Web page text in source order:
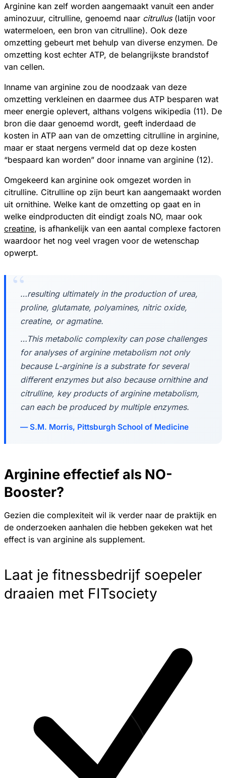
Arginine kan zelf worden aangemaakt vanuit een ander
aminozuur, citrulline, genoemd naar citrullus(latijn voor
watermeloen, een bron van citrulline). Ook deze
omzetting gebeurt met behulp van diverse enzymen. De
omzetting kost echter ATP, de belangrijkste brandstof
van cellen.
Inname van arginine zou de noodzaak van deze
omzetting verkleinen en daarmee dus ATP besparen wat
meer energie oplevert, althans volgens wikipedia (11). De
bron die daar genoemd wordt, geeft inderdaad de
kosten in ATP aan van de omzetting citrulline in arginine,
maar er staat nergens vermeld dat op deze kosten
“bespaard kan worden” door inname van arginine (12).
Omgekeerd kan arginine ook omgezet worden in
citrulline. Citrulline op zijn beurt kan aangemaakt worden
uit ornithine. Welke kant de omzetting op gaat en in
welke eindproducten dit eindigt zoals NO, maar ook
creatine, is afhankelijk van een aantal complexe factoren
waardoor het nog veel vragen voor de wetenschap
opwerpt.
…resulting ultimately in the production of urea,
proline, glutamate, polyamines, nitric oxide,
creatine, or agmatine.
…This metabolic complexity can pose challenges
for analyses of arginine metabolism not only
because L-arginine is a substrate for several
different enzymes but also because ornithine and
citrulline, key products of arginine metabolism,
can each be produced by multiple enzymes.
S.M. Morris, Pittsburgh School of Medicine
Arginine effectief als NO-
Booster?
Gezien die complexiteit wil ik verder naar de praktijk en
de onderzoeken aanhalen die hebben gekeken wat het
effect is van arginine als supplement.
Laat je fitnessbedrijf soepeler
draaien met FITsociety